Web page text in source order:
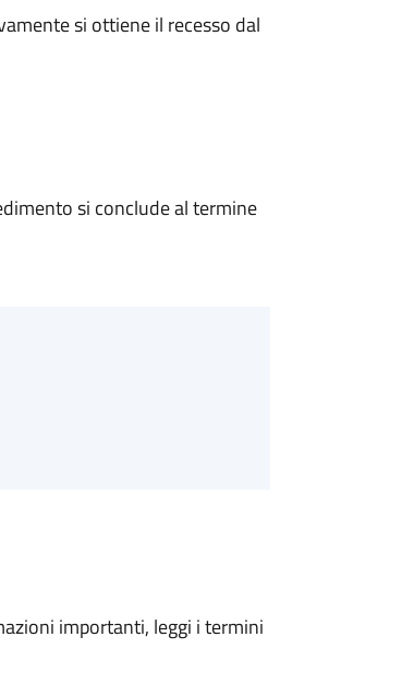
si ottiene il recesso dal
si conclude al termine
importanti, leggi i termini